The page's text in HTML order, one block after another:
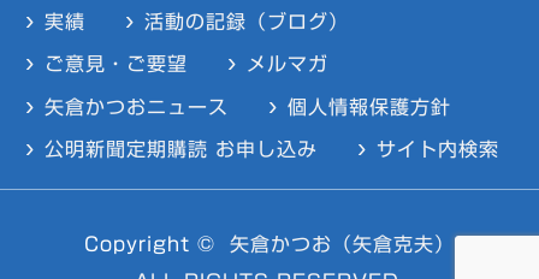
実績 活動の記録（ブログ）
ご意見・ご要望 メルマガ
矢倉かつおニュース 個人情報保護方針
公明新聞定期購読 お申し込み サイト内検索
Copyright © 矢倉かつお（矢倉克夫）